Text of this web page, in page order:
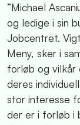
”Michael
og ledige i sin
Jobcentret.
Meny, sker i
forløb og vilkår
deres
stor interesse
der er i forløb i